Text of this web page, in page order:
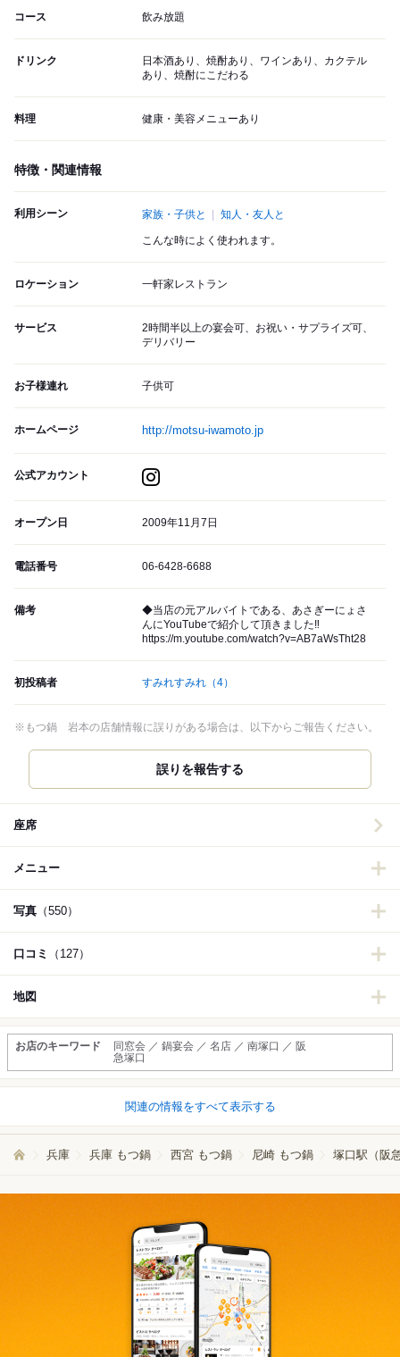
コース 飲み放題
ドリンク
日本酒あり、焼酎あり、ワインあり、カクテル
あり、焼酎にこだわる
料理 健康・美容メニューあり
特徴・関連情報
利用シーン 家族・子供と 知人・友人と
こんな時によく使われます。
ロケーション 一軒家レストラン
サービス
2時間半以上の宴会可、お祝い・サプライズ可、
デリバリー
お子様連れ 子供可
ホームページ http://motsu-iwamoto.jp
公式アカウント
オープン日 2009年11月7日
電話番号 06-6428-6688
備考
◆当店の元アルバイトである、あさぎーにょさ
んにYouTubeで紹介して頂きました‼️
https://m.youtube.com/watch?v=AB7aWsTht28
初投稿者 すみれすみれ （4）
※もつ鍋 岩本の店舗情報に誤りがある場合は、以下からご報告ください。
誤りを報告する
座席
メニュー
写真 （550）
口コミ （127）
地図
お店のキーワード
同窓会 ／ 鍋宴会 ／ 名店 ／ 南塚口 ／ 阪
急塚口
関連の情報をすべて表示する
兵庫 兵庫 もつ鍋 西宮 もつ鍋 尼崎 もつ鍋 塚口駅（阪